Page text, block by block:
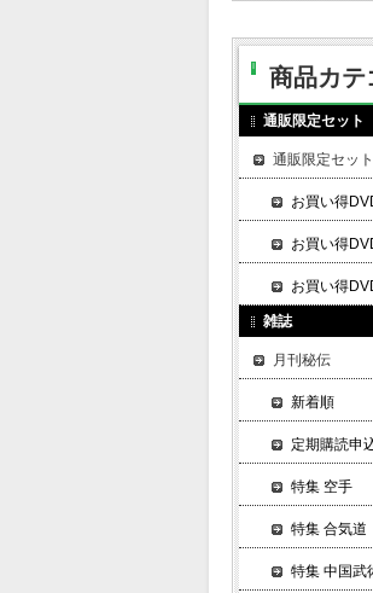
商品カテ
通販限定セット
通販限定セット
お買い得
お買い得
お買い得
雑誌
月刊秘伝
新着順
定期購読申
特集 空手
特集 合気道
特集 中国武